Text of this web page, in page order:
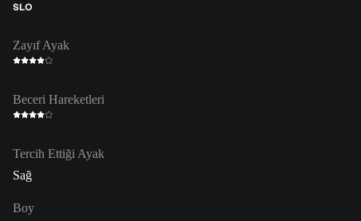
SLO
Zayıf Ayak
Beceri Hareketleri
Tercih Ettiği Ayak
Sağ
Boy